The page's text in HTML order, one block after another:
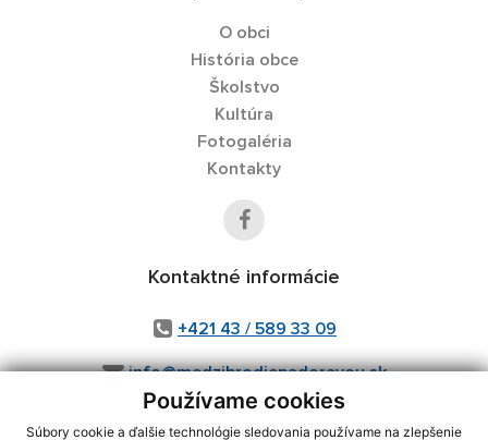
Používame cookies
Súbory cookie a ďalšie technológie sledovania používame na zlepšenie
O obci
História obce
Školstvo
Kultúra
Fotogaléria
Kontakty
Kontaktné informácie
+421 43 / 589 33 09
info@medzibrodienadoravou.sk